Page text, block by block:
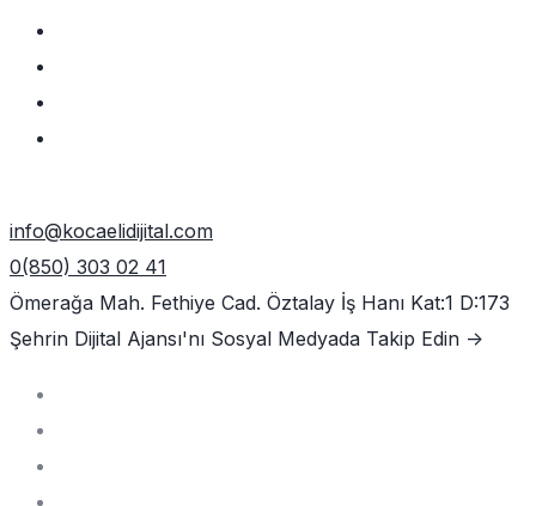
info@kocaelidijital.com
0(850) 303 02 41
Ömerağa Mah. Fethiye Cad. Öztalay İş Hanı Kat:1 D:173
Şehrin Dijital Ajansı'nı Sosyal Medyada Takip Edin ->